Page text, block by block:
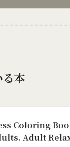
る本
Coloring
Adult